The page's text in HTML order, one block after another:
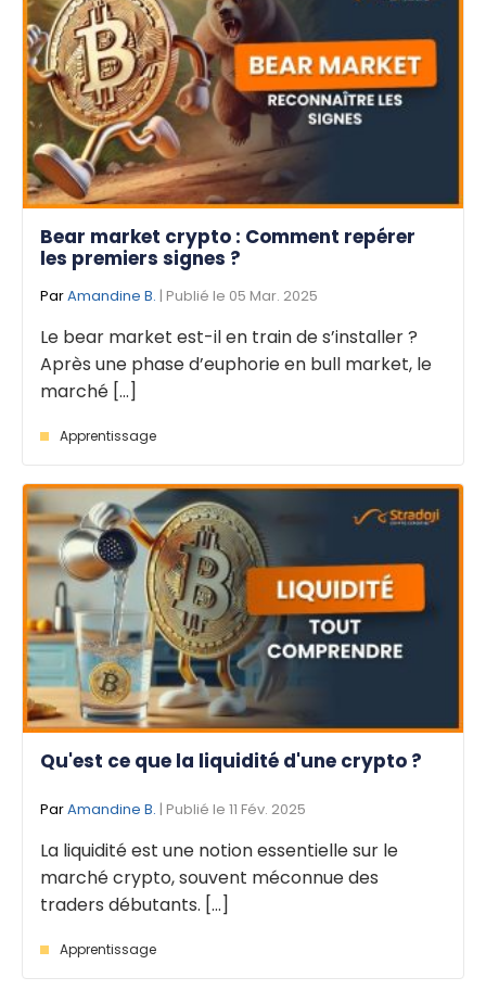
Bear market crypto : Comment repérer
les premiers signes ?
ParAmandine B. | Publié le 05 Mar. 2025
Le bear market est-il en train de s’installer ?
Après une phase d’euphorie en bull market, le
marché [...]
Apprentissage
Qu'est ce que la liquidité d'une crypto ?
ParAmandine B. | Publié le 11 Fév. 2025
La liquidité est une notion essentielle sur le
marché crypto, souvent méconnue des
traders débutants. [...]
Apprentissage